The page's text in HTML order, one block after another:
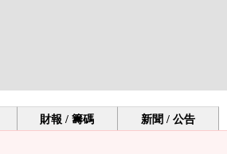
財報 / 籌碼 新聞 / 公告